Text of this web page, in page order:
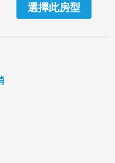
選擇此房型